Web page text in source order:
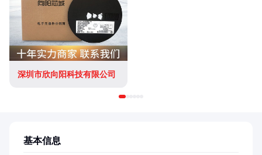
深圳市欣向阳科技有限公司
基本信息